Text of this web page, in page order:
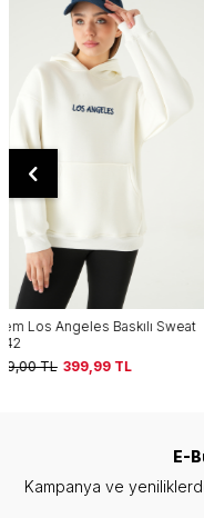
Siyah Los Angeles Baskılı
1042
749,00TL 399,99
E-
Kampanya ve